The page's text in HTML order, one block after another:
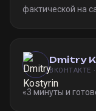
фактической на
Dmitry
ВКОНТАКТЕ ·
«3 минуты и